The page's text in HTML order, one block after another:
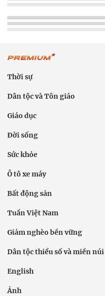
Thời sự
Dân tộc và Tôn giáo
Giáo dục
Đời sống
Sức khỏe
Ô tô xe máy
Bất động sản
Tuần Việt Nam
Giảm nghèo bền vững
Dân tộc thiểu số và miền núi
English
Ảnh